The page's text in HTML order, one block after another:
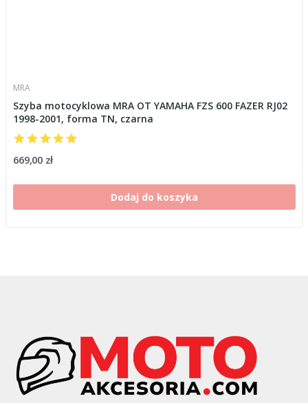
MRA
Szyba motocyklowa MRA OT YAMAHA FZS 600 FAZER RJ02
1998-2001, forma TN, czarna
669,00 zł
Dodaj do koszyka